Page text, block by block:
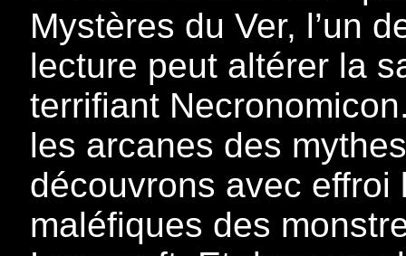
Mystères du Ver, l’un
lecture peut altérer la
terrifiant
les arcanes des
découvrons avec
maléfiques des